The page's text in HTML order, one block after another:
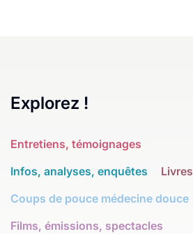
Explorez !
Entretiens, témoignages
Infos, analyses, enquêtes
Livres
Coups de pouce médecine douce
Films, émissions, spectacles